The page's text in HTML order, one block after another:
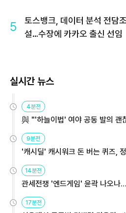
5
토스뱅크, 데이터 분석 전담
설…수장에 카카오 출신 선임
실시간 뉴스
4분전
與 "'하늘이법' 여야 공동 발의 괜
9분전
'캐시딜' 캐시워크 돈 버는 퀴즈,
14분전
관세전쟁 '엔드게임' 윤곽 나오나
용해야
17분전